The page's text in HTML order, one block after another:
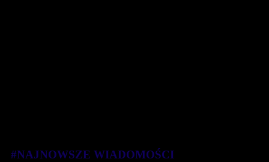
#NAJNOWSZE WIADOMOŚCI